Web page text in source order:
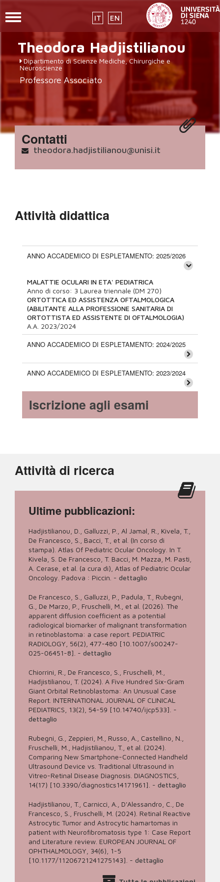
contenuto
principale
IT EN
Toggle
placeholder-
icon272x331.png
Theodora Hadjistilianou
Dipartimento di Scienze Mediche, Chirurgiche e
Neuroscienze
Professore Associato
Contatti
theodora.hadjistilianou@unisi.it
Attività didattica
ANNO ACCADEMICO DI ESPLETAMENTO: 2025/2026
MALATTIE OCULARI IN ETA' PEDIATRICA
Anno di corso: 3 Laurea triennale (DM 270)
ORTOTTICA ED ASSISTENZA OFTALMOLOGICA
(ABILITANTE ALLA PROFESSIONE SANITARIA DI
ORTOTTISTA ED ASSISTENTE DI OFTALMOLOGIA)
A.A. 2023/2024
ANNO ACCADEMICO DI ESPLETAMENTO: 2024/2025
ANNO ACCADEMICO DI ESPLETAMENTO: 2023/2024
Iscrizione agli esami
Attività di ricerca
Ultime pubblicazioni:
Hadjistilianou, D., Galluzzi, P., Al Jamal, R., Kivela, T.,
De Francesco, S., Bacci, T., et al. (In corso di
stampa). Atlas Of Pediatric Ocular Oncology. In T.
Kivela, S. De Francesco, T. Bacci, M. Mazza, M. Pasti,
A. Cerase, et al. (a cura di), Atlas of Pediatric Ocular
Oncology. Padova : Piccin. - dettaglio
De Francesco, S., Galluzzi, P., Padula, T., Rubegni,
G., De Marzo, P., Fruschelli, M., et al. (2026). The
apparent diffusion coefficient as a potential
radiological biomarker of malignant transformation
in retinoblastoma: a case report. PEDIATRIC
RADIOLOGY, 56(2), 477-480 [10.1007/s00247-
025-06451-8]. - dettaglio
Chiorrini, R., De Francesco, S., Fruschelli, M.,
Hadjistilianou, T. (2024). A Five Hundred Six-Gram
Giant Orbital Retinoblastoma: An Unusual Case
Report. INTERNATIONAL JOURNAL OF CLINICAL
PEDIATRICS, 13(2), 54-59 [10.14740/ijcp533]. -
dettaglio
Rubegni, G., Zeppieri, M., Russo, A., Castellino, N.,
Fruschelli, M., Hadjistilianou, T., et al. (2024).
Comparing New Smartphone-Connected Handheld
Ultrasound Device vs. Traditional Ultrasound in
Vitreo-Retinal Disease Diagnosis. DIAGNOSTICS,
14(17) [10.3390/diagnostics14171961]. - dettaglio
Hadjistilianou, T., Carnicci, A., D'Alessandro, C., De
Francesco, S., Fruschelli, M. (2024). Retinal Reactive
Astrocytic Tumor and Astrocytic hamartomas in
patient with Neurofibromatosis type 1: Case Report
and Literature review. EUROPEAN JOURNAL OF
OPHTHALMOLOGY, 34(6), 1-5
[10.1177/11206721241275143]. - dettaglio